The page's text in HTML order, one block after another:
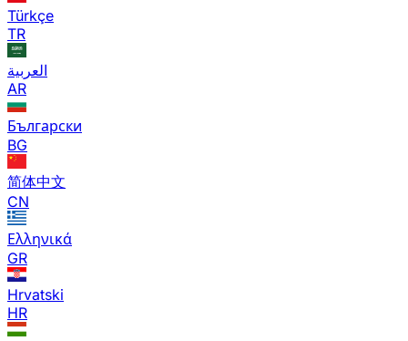
Türkçe
TR
العربية
AR
Български
BG
简体中文
CN
Ελληνικά
GR
Hrvatski
HR